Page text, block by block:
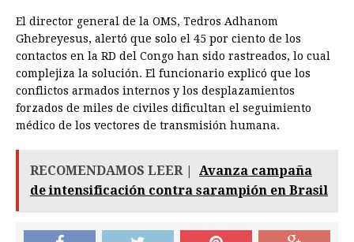
El director general de la OMS, Tedros Adhanom
Ghebreyesus, alertó que solo el 45 por ciento de los
contactos en la RD del Congo han sido rastreados, lo cual
complejiza la solución. El funcionario explicó que los
conflictos armados internos y los desplazamientos
forzados de miles de civiles dificultan el seguimiento
médico de los vectores de transmisión humana.
RECOMENDAMOS LEER |
Avanza campaña
de intensificación contra sarampión en Brasil